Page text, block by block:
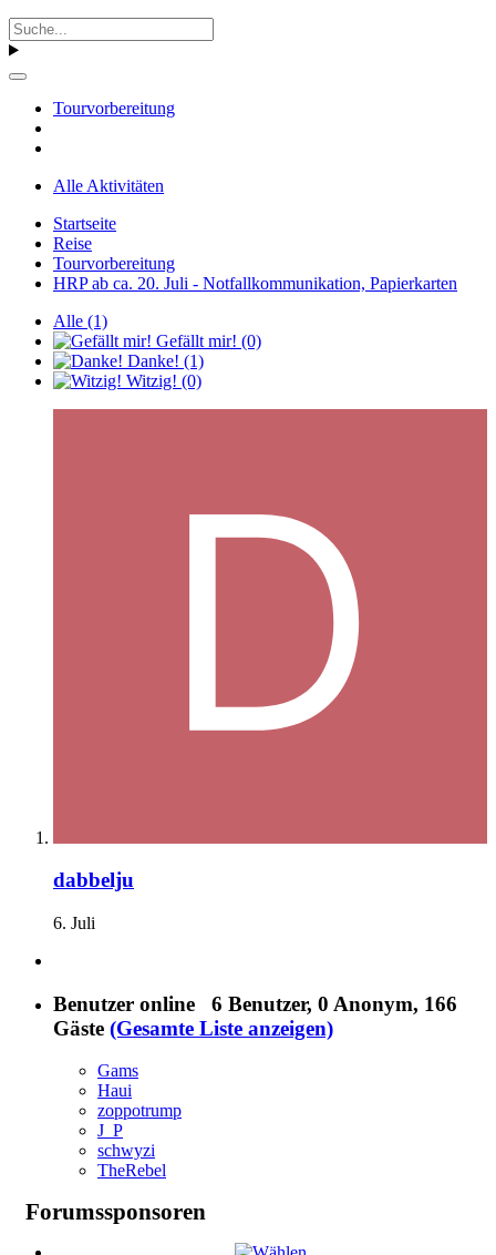
Tourvorbereitung
Alle Aktivitäten
Startseite
Reise
Tourvorbereitung
HRP ab ca. 20. Juli - Notfallkommunikation, Papierkarten
Alle (1)
Gefällt mir! (0)
Danke! (1)
Witzig! (0)
dabbelju
6. Juli
Benutzer online 6 Benutzer, 0 Anonym, 166
Gäste (Gesamte Liste anzeigen)
Gams
Haui
zoppotrump
J_P
schwyzi
TheRebel
Forumssponsoren